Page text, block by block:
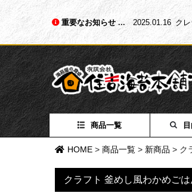
重要なお知らせ 2025.01.16 ク
商品一覧
HOME > 商品一覧 > 新商品 > ク
クラフト 釜めし風わかめご